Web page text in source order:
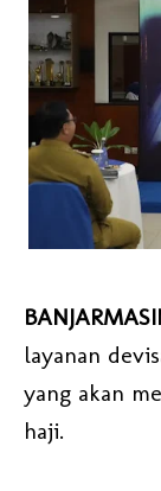
layanan
yang akan
haji.